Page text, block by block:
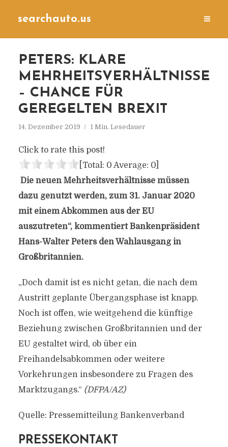
searchauto.us
PETERS: KLARE
MEHRHEITSVERHÄLTNISSE
– CHANCE FÜR
GEREGELTEN BREXIT
14. Dezember 2019 1 Min. Lesedauer
Click to rate this post!
[Total: 0 Average: 0]
Die neuen Mehrheitsverhältnisse müssen
dazu genutzt werden, zum 31. Januar 2020
mit einem Abkommen aus der EU
auszutreten“, kommentiert Bankenpräsident
Hans-Walter Peters den Wahlausgang in
Großbritannien.
„Doch damit ist es nicht getan, die nach dem
Austritt geplante Übergangsphase ist knapp.
Noch ist offen, wie weitgehend die künftige
Beziehung zwischen Großbritannien und der
EU gestaltet wird, ob über ein
Freihandelsabkommen oder weitere
Vorkehrungen insbesondere zu Fragen des
Marktzugangs.“ (DFPA/AZ)
Quelle: Pressemitteilung Bankenverband
PRESSEKONTAKT